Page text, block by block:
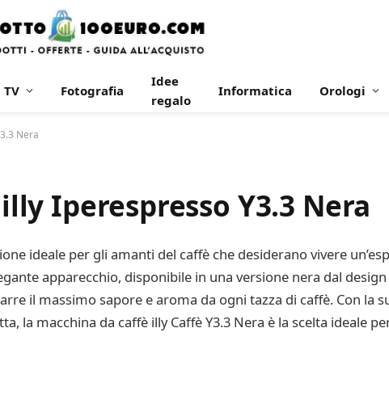
TV Fotografia
Idee
regalo
Informatica Orologi
Nera
Iperespresso Y3.3 Nera
ideale per gli amanti del caffè che desiderano vivere
apparecchio, disponibile in una versione nera dal
il massimo sapore e aroma da ogni tazza di caffè. Con la
la macchina da caffè illy Caffè Y3.3 Nera è la scelta ideale